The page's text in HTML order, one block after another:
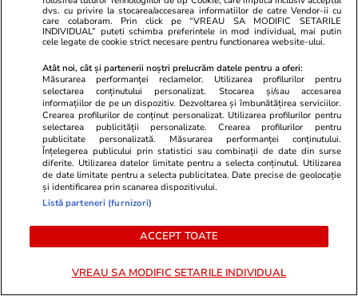
pe care le folosesc rar sau deloc
Știri România
Român întors acasă după 25 de ani în
Germania: „Și urzica e mai faină aici decât
trandafirii dincolo”
Știri România 12:08
Ploi torențiale, grindină și vijelii în 21 de
județe. Harta zonelor vizate luni de avertizarea
meteo ANM cod galben
dvs. cu privire la stocarea/accesarea informatiilor de catre Vendor-ii cu
care colaboram. Prin click pe “VREAU SA MODIFIC SETARILE
INDIVIDUAL” puteti schimba preferintele in mod individual, mai putin
cele legate de cookie strict necesare pentru functionarea website-ului.
Atât noi, cât și partenerii noștri prelucrăm datele pentru a oferi:
Măsurarea performanței reclamelor. Utilizarea profilurilor pentru
selectarea conținutului personalizat. Stocarea și/sau accesarea
informațiilor de pe un dispozitiv. Dezvoltarea și îmbunătățirea serviciilor.
Crearea profilurilor de conținut personalizat. Utilizarea profilurilor pentru
selectarea publicității personalizate. Crearea profilurilor pentru
publicitate personalizată. Măsurarea performanței conținutului.
Înțelegerea publicului prin statistici sau combinații de date din surse
diferite. Utilizarea datelor limitate pentru a selecta conținutul. Utilizarea
de date limitate pentru a selecta publicitatea. Date precise de geolocație
și identificarea prin scanarea dispozitivului.
Listă parteneri (furnizori)
ACCEPT TOATE
VREAU SA MODIFIC SETARILE INDIVIDUAL